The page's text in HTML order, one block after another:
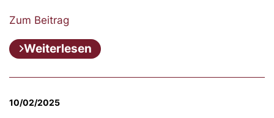
Zum Beitrag
Weiterlesen
10/02/2025